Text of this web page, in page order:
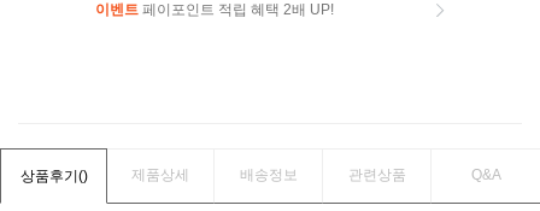
이벤트 페이포인트 적립 혜택 2배 UP!
상품후기() 제품상세 배송정보 관련상품 Q&A